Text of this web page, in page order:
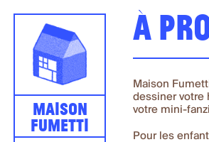
Maison
Fumetti
À
Maison
dessiner votre
votre mini-
Pour les